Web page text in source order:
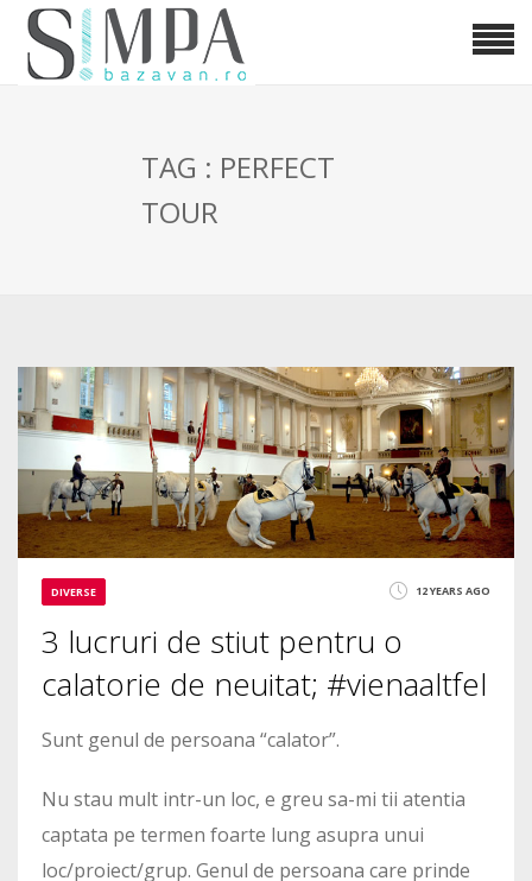
TAG : PERFECT
TOUR
DIVERSE 12 YEARS AGO
3 lucruri de stiut pentru o
calatorie de neuitat; #vienaaltfel
Sunt genul de persoana “calator”.
Nu stau mult intr-un loc, e greu sa-mi tii atentia
captata pe termen foarte lung asupra unui
loc/proiect/grup. Genul de persoana care prinde